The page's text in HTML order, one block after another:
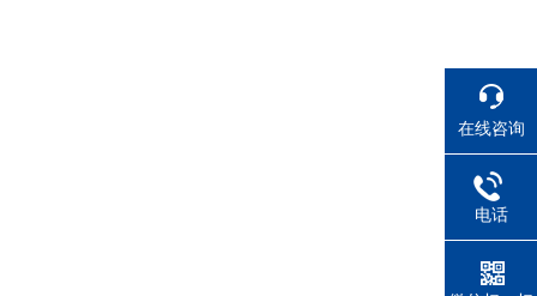
在线咨询
电话